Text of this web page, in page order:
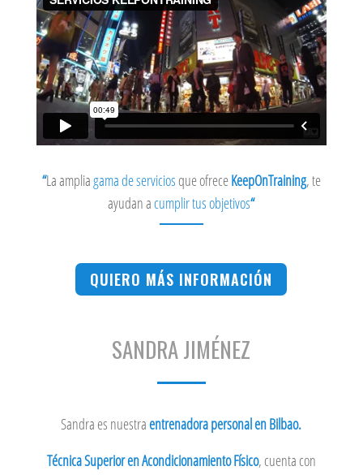
“La ampliagama de serviciosque ofreceKeepOnTraining, te
ayudan acumplir tus objetivos“
QUIERO MÁS INFORMACIÓN
SANDRA JIMÉNEZ
Sandra es nuestraentrenadora personal en Bilbao.
Técnica Superior en Acondicionamiento Físico, cuenta con